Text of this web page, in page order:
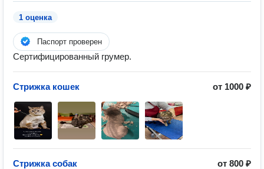
1 оценка
Паспорт проверен
Сертифицированный грумер.
Стрижка кошек от 1000 ₽
Стрижка собак от 800 ₽